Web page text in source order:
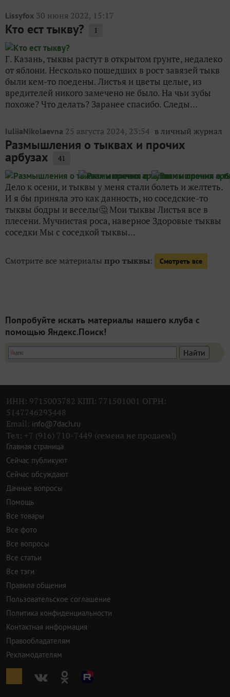
Lissyfox 30 июня 2022, 15:17
Кто ест тыкву? 1
Г. Казань, тыквы растут в открытом грунте, недалеко
от яблони. Несколько пошедших в рост завязей тыкв
были кем-то поедены. Листья и цветы целые, из
вредителей никого замечено не было. На чьи зубы
похоже? Что делать? Заранее спасибо. Следы...
IuliiaNikolaevna 25 августа 2024, 23:54 в личный журнал
Размышления о тыквах и прочих
арбузах 41
Дело к осени, и тыквы у меня стали болеть и желтеть.
И я бы приняла это как данность, но соседские-то
тыквы бодры и веселы🤔 Мои тыквы Листья все в
плесени. Мучнистая роса, наверное Здоровые тыквы
соседки Мы с соседкой тыквы...
Смотрите все материалы про тыквы: Смотреть все
Попробуйте искать материалы нашего клуба с
помощью Яндекс.Поиск!
ИНН: 9715003782 КПП: 771501001 ОГРН:
5147746293448
Email: info@7dach.ru
Тел: +7 (916) 710-7449 (семена не продаем!)
Главная страница
Сейчас публикуют
Сейчас обсуждают
Дачные вопросы
Помощь
Все товары
Все фото
Все вопросы
Все статьи
Все тэги
Правила общения
Пользовательское соглашение
Политика конфиденциальности
Контактная информация
Правообладателям
Рекламодателям